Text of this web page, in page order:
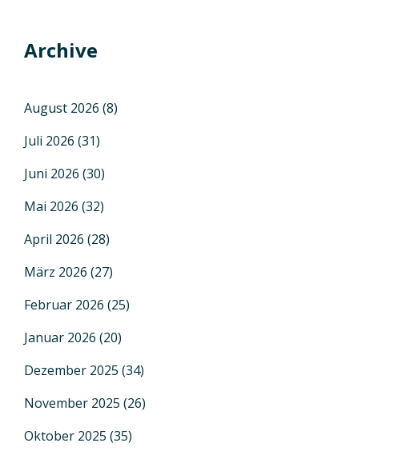
Archive
August 2026 (8)
Juli 2026 (31)
Juni 2026 (30)
Mai 2026 (32)
April 2026 (28)
März 2026 (27)
Februar 2026 (25)
Januar 2026 (20)
Dezember 2025 (34)
November 2025 (26)
Oktober 2025 (35)